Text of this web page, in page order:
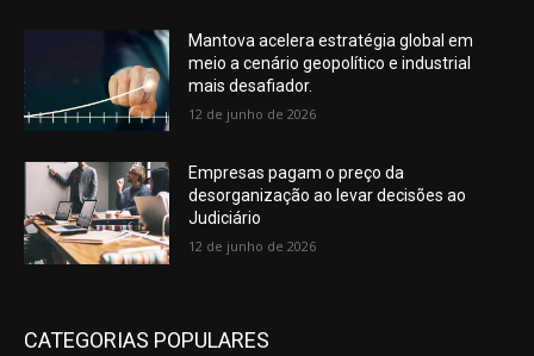
Mantova acelera estratégia global em
meio a cenário geopolítico e industrial
mais desafiador.
12 de junho de 2026
Empresas pagam o preço da
desorganização ao levar decisões ao
Judiciário
12 de junho de 2026
CATEGORIAS POPULARES